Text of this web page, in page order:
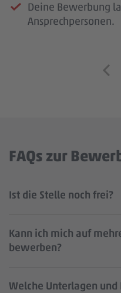
Deine Bewerbung
Ansprechpersonen.
FAQs zur
Ist die Stelle noch frei?
Kann ich mich auf
bewerben?
Welche Unterlagen